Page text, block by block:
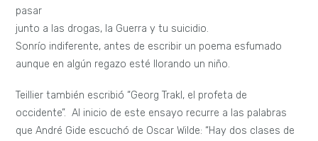
pasar
junto a las drogas, la Guerra y tu suicidio.
Sonrío indiferente, antes de escribir un poema esfumado
aunque en algún regazo esté llorando un niño.
Teillier también escribió “Georg Trakl, el profeta de
occidente”. Al inicio de este ensayo recurre a las palabras
que André Gide escuchó de Oscar Wilde: “Hay dos clases de